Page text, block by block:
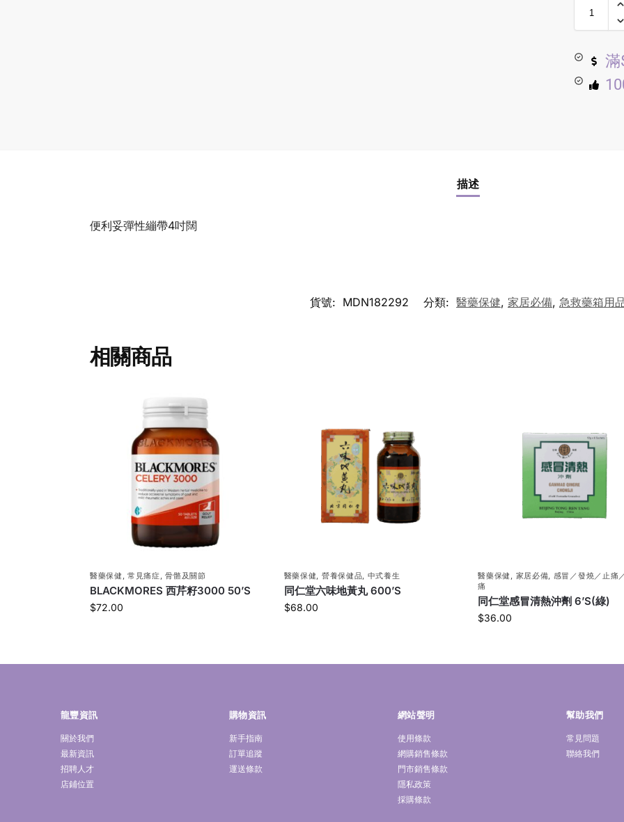
滿
描述
便利妥彈性繃帶4吋闊
貨號: MDN182292 分類: 醫藥保健, 家居必備, 急救藥箱用
相關商品
醫藥保健 ,常見痛症 ,骨骼及關節
BLACKMORES 西芹籽3000 50’S
$72.00
醫藥保健 營養保健品 中式養生
同仁堂六味地黃丸 600’S
$68.00
醫藥保健 家居必備 感冒／發燒／止痛
痛
同仁堂感冒清熱沖劑 6’S(綠)
$36.00
龍豐資訊
關於我們
最新資訊
招聘人才
店鋪位置
購物資訊
新手指南
訂單追蹤
運送條款
網站聲明
使用條款
網購銷售條款
門市銷售條款
隱私政策
採購條款
幫助我們
常見問題
聯絡我們